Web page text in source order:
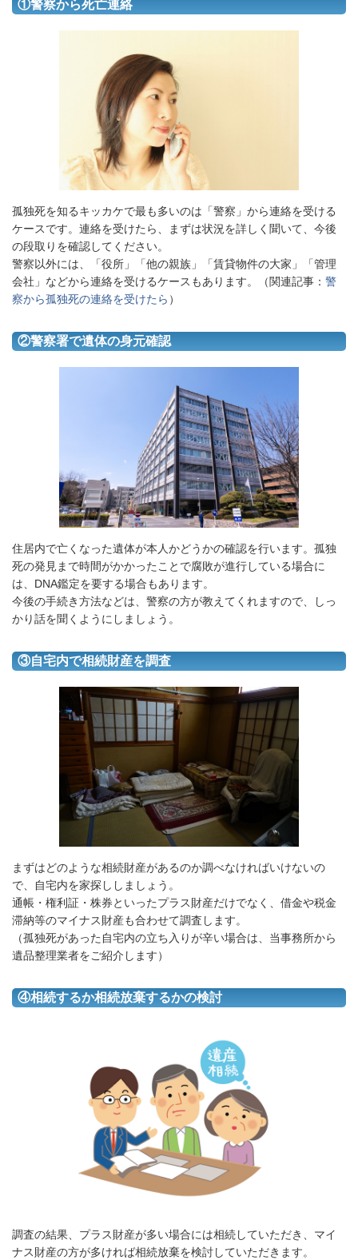
①警察から死亡連絡
孤独死を知るキッカケで最も多いのは「警察」から連絡を受ける
ケースです。連絡を受けたら、まずは状況を詳しく聞いて、今後
の段取りを確認してください。
警察以外には、「役所」「他の親族」「賃貸物件の大家」「管理
会社」などから連絡を受けるケースもあります。（関連記事： 警
察から孤独死の連絡を受けたら ）
②警察署で遺体の身元確認
住居内で亡くなった遺体が本人かどうかの確認を行います。孤独
死の発見まで時間がかかったことで腐敗が進行している場合に
は、DNA鑑定を要する場合もあります。
今後の手続き方法などは、警察の方が教えてくれますので、しっ
かり話を聞くようにしましょう。
③自宅内で相続財産を調査
まずはどのような相続財産があるのか調べなければいけないの
で、自宅内を家探ししましょう。
通帳・権利証・株券といったプラス財産だけでなく、借金や税金
滞納等のマイナス財産も合わせて調査します。
（孤独死があった自宅内の立ち入りが辛い場合は、当事務所から
遺品整理業者をご紹介します）
④相続するか相続放棄するかの検討
調査の結果、プラス財産が多い場合には相続していただき、マイ
ナス財産の方が多ければ相続放棄を検討していただきます。